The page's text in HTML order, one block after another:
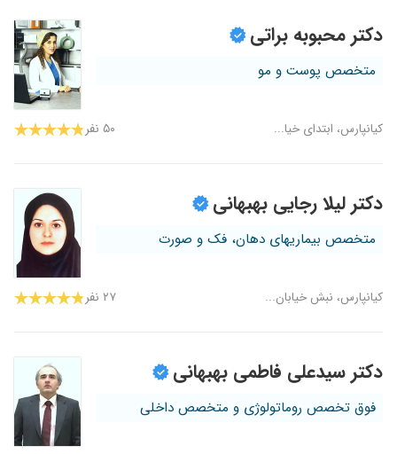
دکتر محبوبه براتی
متخصص پوست و مو
کیانپارس، ابتدای خیا... ۵۰ نفر
دکتر لیلا رجایی بهبهانی
متخصص بیماریهای دهان، فک و صورت
کیانپارس، نبش خیابان... ۲۷ نفر
دکتر سیدعلی فاطمی بهبهانی
فوق تخصص روماتولوژی و متخصص داخلی